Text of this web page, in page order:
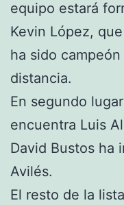
equipo estará
Kevin López,
ha sido
distancia.
En segundo
encuentra Luis
David Bustos ha
Avilés.
El resto de la